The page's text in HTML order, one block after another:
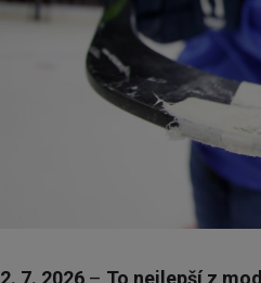
2. 7. 2026 – To nejlepší z